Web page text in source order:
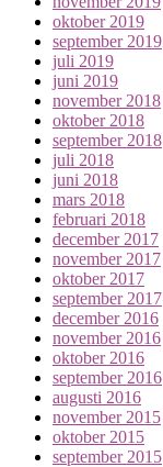
oktober 2019
september 2019
juli 2019
juni 2019
november 2018
oktober 2018
september 2018
juli 2018
juni 2018
mars 2018
februari 2018
december 2017
november 2017
oktober 2017
september 2017
december 2016
november 2016
oktober 2016
september 2016
augusti 2016
november 2015
oktober 2015
september 2015